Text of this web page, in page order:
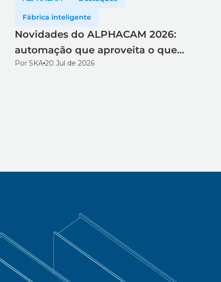
Fábrica inteligente
Novidades do ALPHACAM 2026:
automação que aproveita o que
você já tem
Por SKA 20 Jul de 2026